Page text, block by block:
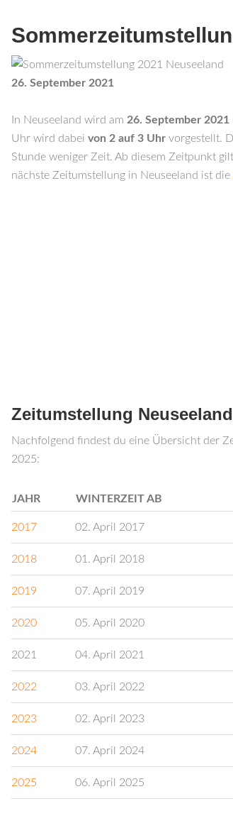
26. September 2021
In Neuseeland wird am 26. September 2021
Uhr wird dabei von 2 auf 3 Uhr vorgestellt.
Stunde weniger Zeit. Ab diesem Zeitpunkt
nächste Zeitumstellung in Neuseeland ist die
Zeitumstellung
Nachfolgend findest du eine Übersicht der
2025:
JAHR WINTERZEIT AB
2017 02. April 2017
2018 01. April 2018
2019 07. April 2019
2020 05. April 2020
2021 04. April 2021
2022 03. April 2022
2023 02. April 2023
2024 07. April 2024
2025 06. April 2025